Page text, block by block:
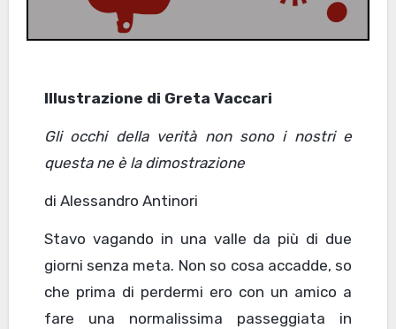
Illustrazione di Greta Vaccari
Gli occhi della verità non sono i nostri e
questa ne è la dimostrazione
di Alessandro Antinori
Stavo vagando in una valle da più di due
giorni senza meta. Non so cosa accadde, so
che prima di perdermi ero con un amico a
fare una normalissima passeggiata in